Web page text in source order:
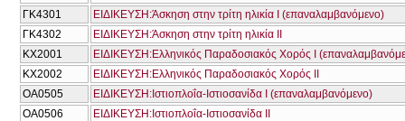
ΓΚ4301
ΕΙΔΙΚΕΥΣΗ:Άσκηση στην τρίτη ηλικία Ι (επαναλαμβανόμενο)
ΓΚ4302
ΕΙΔΙΚΕΥΣΗ:Άσκηση στην τρίτη ηλικία ΙΙ
ΚΧ2001
ΕΙΔΙΚΕΥΣΗ:Ελληνικός Παραδοσιακός Χορός Ι
ΚΧ2002
ΕΙΔΙΚΕΥΣΗ:Ελληνικός Παραδοσιακός Χορός ΙΙ
ΟΑ0505
ΕΙΔΙΚΕΥΣΗ:Ιστιοπλοΐα-Ιστιοσανίδα Ι (επαναλαμβανόμενο)
ΟΑ0506
ΕΙΔΙΚΕΥΣΗ:Ιστιοπλοΐα-Ιστιοσανίδα ΙΙ